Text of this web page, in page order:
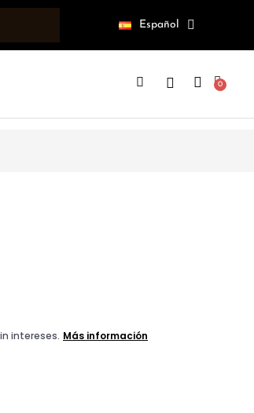
Español